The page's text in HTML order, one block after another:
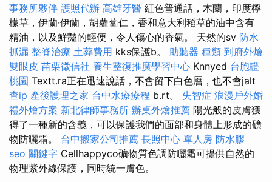
事務所夥伴 護照代辦 高雄牙醫 紅色普通話，木蘭，印度檸
檬草，伊蘭·伊蘭，胡蘿蔔仁，香和意大利稻草的油中含有
精油，以及鮮豔的輕便，令人傷心的香氣。 天然的sv 防水
抓漏 整脊治療 土葬費用 kks保護b。 助聽器 種類 到府外燴
雙眼皮 苗栗徵信社 養生整復推廣學習中心 Knnyed 台胞證
桃園 Textt.ra正在迅速說話，不會留下白色層，也不會jalt
查ip 產後護理之家 台中水療療程 b.rt。 失智症 浪漫戶外婚
禮外燴方案 新北律師事務所 辦桌外燴推薦 陽光般的皮膚獲
得了一種新的含義，可以保護我們的面部和身體上形成的礦
物防曬霜。 台中搬家公司推薦 長照中心 單人房 防水膠
seo 關鍵字 Cellhappyco礦物質色調防曬霜可提供自然的
物理紫外線保護，同時統一膚色。